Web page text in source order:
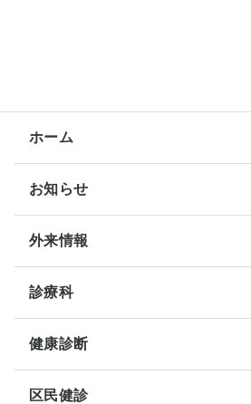
ホーム
お知らせ
外来情報
診療科
健康診断
区民健診